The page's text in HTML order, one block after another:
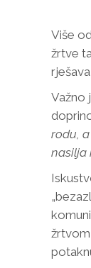
Više
žrtve
Važno
rodu,
nasilja